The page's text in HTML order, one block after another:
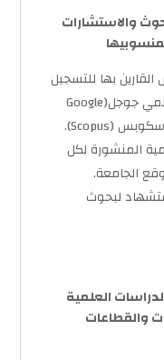
والاستشارات
بها للتسجيل
وتحديث بياناتهم بمنصة الباحث العلمي جوجل(Google
المنشورة لكل
الجامعة.
لبحوث
العلمية
والقطاعات